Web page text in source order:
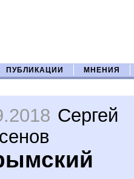
ПУБЛИКАЦИИ МНЕНИЯ
Сергей